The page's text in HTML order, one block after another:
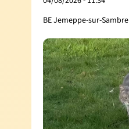
BE Jemeppe-sur-Sambre